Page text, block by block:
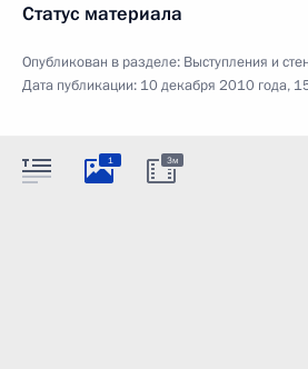
Статус материала
Опубликован в разделе: Выступления и
Дата публикации: 10 декабря 2010 года,
1 3м